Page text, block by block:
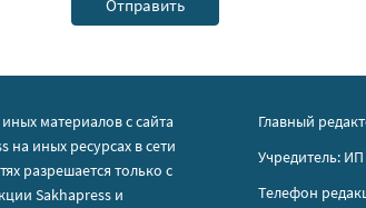
материалов с сайта
на иных ресурсах в сети
разрешается только с
Sakhapress и
Главный
Учредитель:
Телефон